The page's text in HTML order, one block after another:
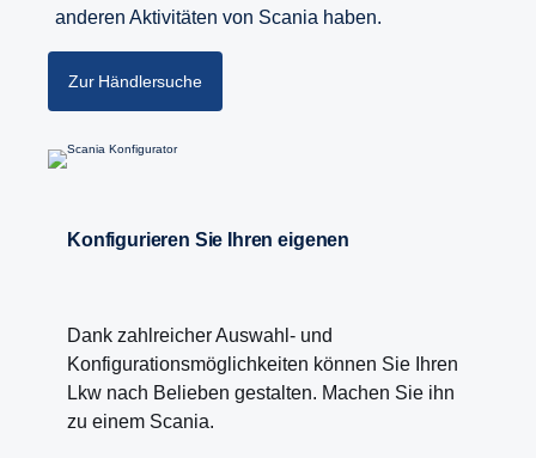
anderen Aktivitäten von Scania haben.
Zur Händlersuche
Konfigurieren Sie Ihren eigenen
Dank zahlreicher Auswahl- und
Konfigurationsmöglichkeiten können Sie Ihren
Lkw nach Belieben gestalten. Machen Sie ihn
zu einem Scania.